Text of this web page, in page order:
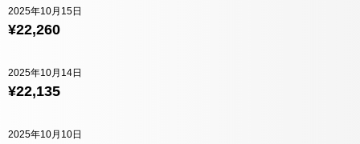
¥22,260
2025年10月15日
¥22,135
2025年10月14日
2025年10月10日